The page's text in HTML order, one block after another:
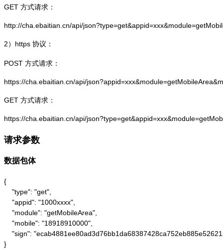
GET 方式请求：
http://cha.ebaitian.cn/api/
2） https 协议：
POST 方式请求：
https://cha.ebaitian.cn/api/
GET 方式请求：
https://cha.ebaitian.cn/api/
请求参数
数据包体
{
    "type": "get",
    "appid": "1000xxxx",
    "module": "getMobileArea",
    "mobile": "18918910000",
"sign":
}